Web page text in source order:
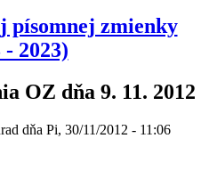
písomnej zmienky
- 2023)
OZ dňa 9. 11. 2012
dňa Pi, 30/11/2012 - 11:06